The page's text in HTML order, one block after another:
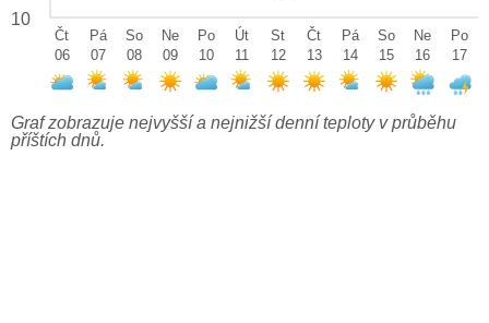
10
Čt
06
Pá
07
So
08
Ne
09
Po
10
Út
11
St
12
Čt
13
Pá
14
So
15
Ne
16
Po
17
Graf zobrazuje nejvyšší a nejnižší denní teploty v průběhu
příštích dnů.